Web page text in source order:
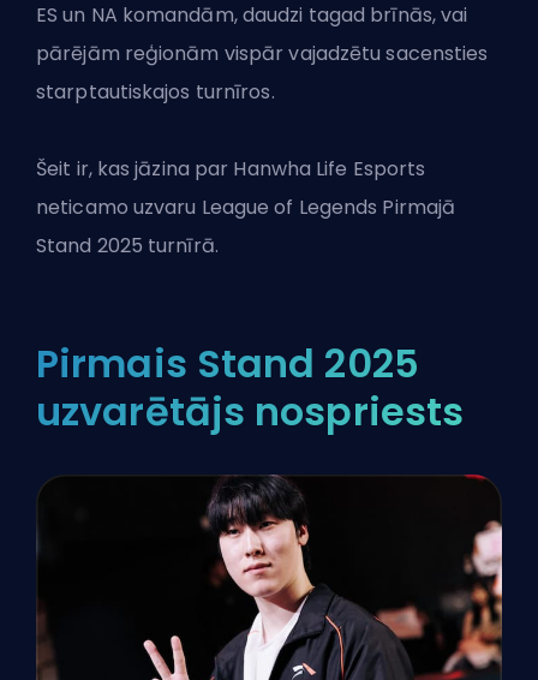
ES un NA komandām, daudzi tagad brīnās, vai
pārējām reģionām vispār vajadzētu sacensties
starptautiskajos turnīros.
Šeit ir, kas jāzina par Hanwha Life Esports
neticamo uzvaru League of Legends Pirmajā
Stand 2025 turnīrā.
Pirmais Stand 2025
uzvarētājs nospriests